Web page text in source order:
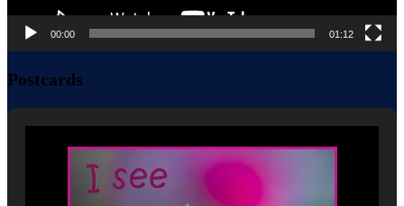
00:00 01:12
Postcards